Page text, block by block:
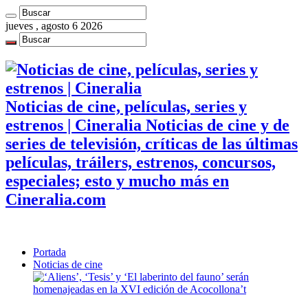
jueves , agosto 6 2026
Noticias de cine, películas, series y
estrenos | Cineralia Noticias de cine y de
series de televisión, críticas de las últimas
películas, tráilers, estrenos, concursos,
especiales; esto y mucho más en
Cineralia.com
Portada
Noticias de cine